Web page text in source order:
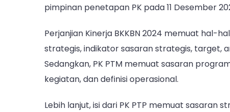
pimpinan penetapan PK pada 11 Desember
Perjanjian Kinerja BKKBN 2024 memuat hal-
strategis, indikator sasaran strategis, target,
Sedangkan, PK PTM memuat sasaran
kegiatan, dan definisi operasional.
Lebih lanjut, isi dari PK PTP memuat sasaran